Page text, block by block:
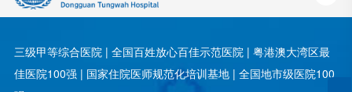
三级甲等综合医院 | 全国百姓放心百佳示范医院 | 粤港澳大湾区最
佳医院100强 | 国家住院医师规范化培训基地 | 全国地市级医院100